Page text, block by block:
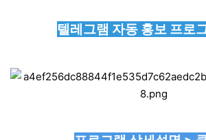
텔레그램 자동 홍보 프로